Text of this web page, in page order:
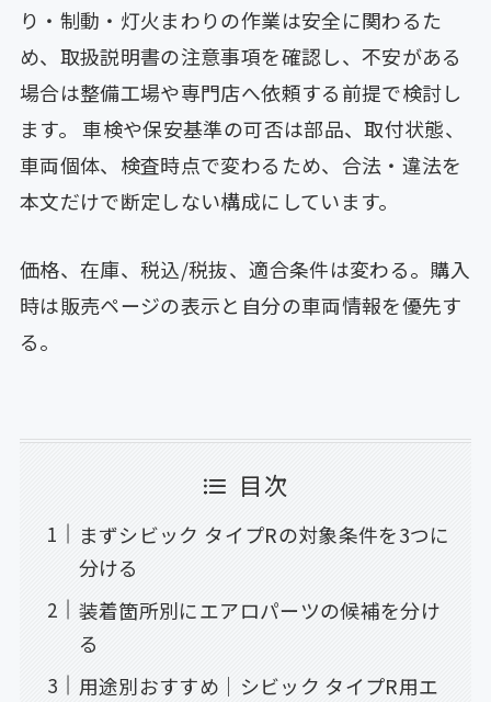
り・制動・灯火まわりの作業は安全に関わるた
め、取扱説明書の注意事項を確認し、不安がある
場合は整備工場や専門店へ依頼する前提で検討し
ます。 車検や保安基準の可否は部品、取付状態、
車両個体、検査時点で変わるため、合法・違法を
本文だけで断定しない構成にしています。
価格、在庫、税込/税抜、適合条件は変わる。購入
時は販売ページの表示と自分の車両情報を優先す
る。
目次
まずシビック タイプRの対象条件を3つに
分ける
装着箇所別にエアロパーツの候補を分け
る
用途別おすすめ｜シビック タイプR用エ